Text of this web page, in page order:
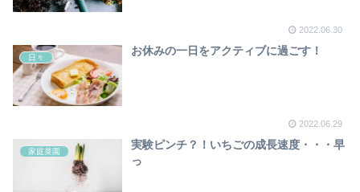
2022.06.30
日々
お休みの一日をアクティブに過ごす！
2022.06.29
家庭菜園
実験ピンチ？！いちごの成長速度・・・早
っ